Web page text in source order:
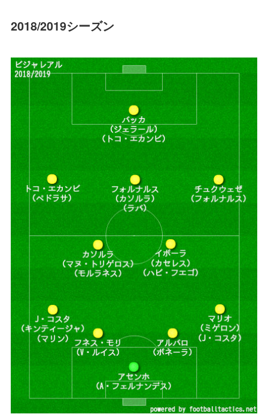
2018/2019シーズン